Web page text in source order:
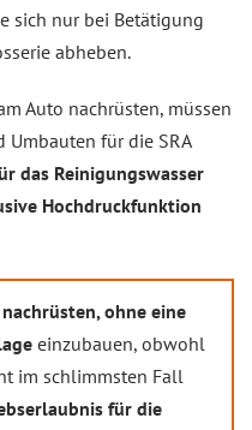
sich nur bei Betätigung
abheben.
Auto nachrüsten, müssen
Umbauten für die SRA
das Reinigungswasser
Hochdruckfunktion
ohne eine
einzubauen, obwohl
im schlimmsten Fall
für die